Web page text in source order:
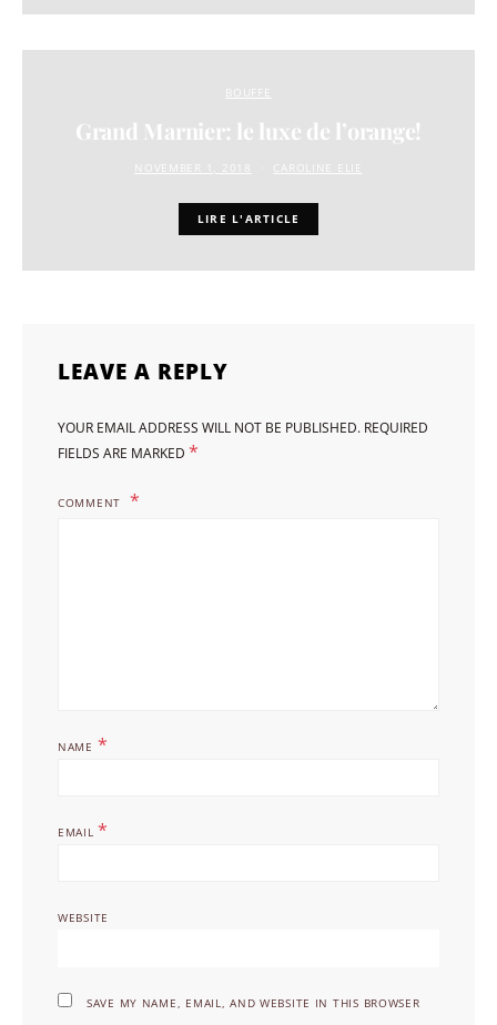
BOUFFE
Grand Marnier: le luxe de l’orange!
NOVEMBER 1, 2018 CAROLINE ELIE
LIRE L'ARTICLE
LEAVE A REPLY
YOUR EMAIL ADDRESS WILL NOT BE PUBLISHED. REQUIRED
FIELDS ARE MARKED *
COMMENT
NAME *
EMAIL *
WEBSITE
SAVE MY NAME, EMAIL, AND WEBSITE IN THIS BROWSER